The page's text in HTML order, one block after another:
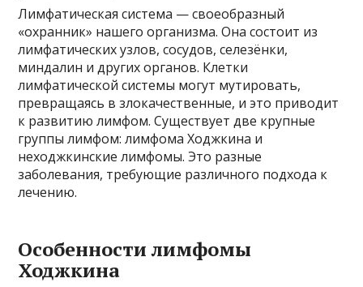
Лимфатическая система — своеобразный
«охранник» нашего организма. Она состоит из
лимфатических узлов, сосудов, селезёнки,
миндалин и других органов. Клетки
лимфатической системы могут мутировать,
превращаясь в злокачественные, и это приводит
к развитию лимфом. Существует две крупные
группы лимфом: лимфома Ходжкина и
неходжкинские лимфомы. Это разные
заболевания, требующие различного подхода к
лечению.
Особенности лимфомы
Ходжкина